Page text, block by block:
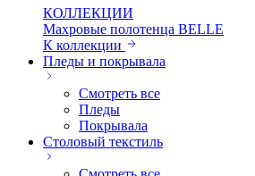
КОЛЛЕКЦИИ
Махровые полотенца BELLE
К коллекции
Пледы и покрывала
Смотреть все
Пледы
Покрывала
Столовый текстиль